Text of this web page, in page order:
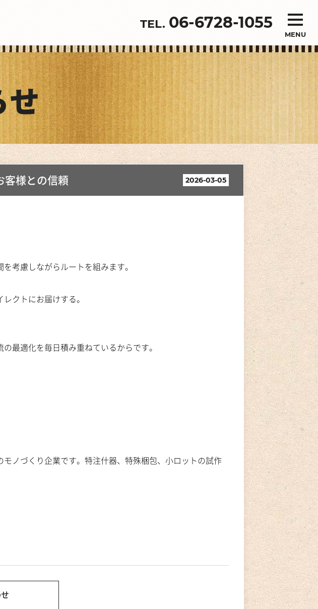
06-6728-1055
MENU
せ
客様との信頼 2026-03-05
考慮しながらルートを組みます。
クトにお届けする。
最適化を毎日積み重ねているからです。
ノづくり企業です。特注什器、特殊梱包、小ロットの試作